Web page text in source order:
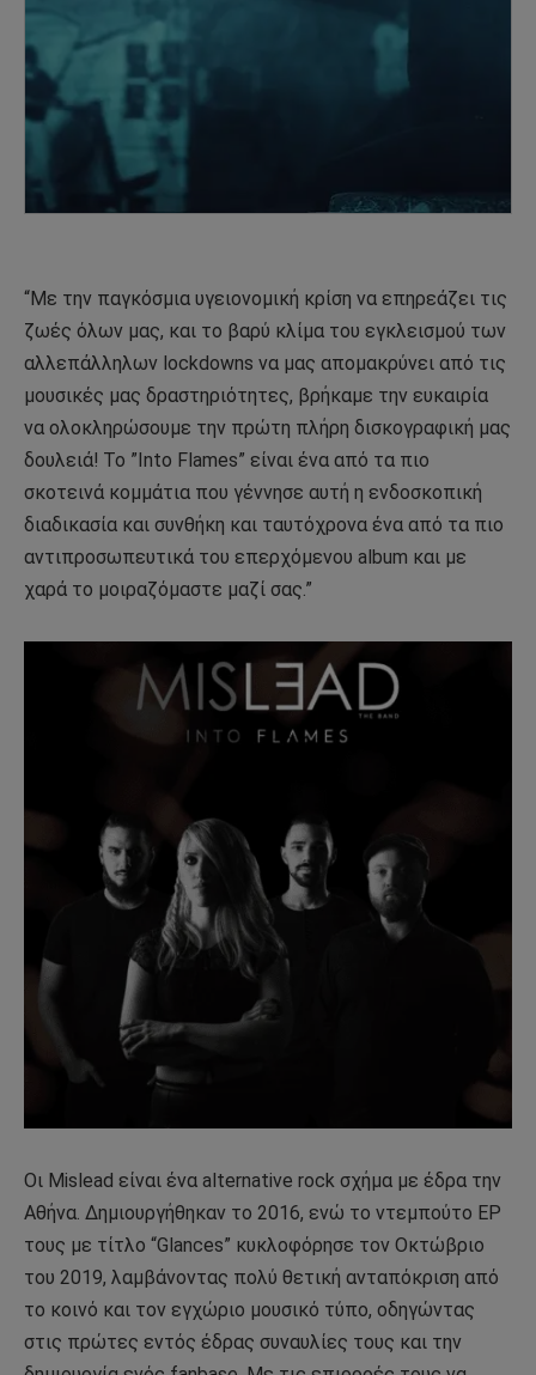
“Με την παγκόσμια υγειονομική κρίση να επηρεάζει τις
ζωές όλων μας, και το βαρύ κλίμα του εγκλεισμού των
αλλεπάλληλων lockdowns να μας απομακρύνει από τις
μουσικές μας δραστηριότητες, βρήκαμε την ευκαιρία
να ολοκληρώσουμε την πρώτη πλήρη δισκογραφική μας
δουλειά! Το ”Into Flames” είναι ένα από τα πιο
σκοτεινά κομμάτια που γέννησε αυτή η ενδοσκοπική
διαδικασία και συνθήκη και ταυτόχρονα ένα από τα πιο
αντιπροσωπευτικά του επερχόμενου album και με
χαρά το μοιραζόμαστε μαζί σας.”
Οι Mislead είναι ένα alternative rock σχήμα με έδρα την
Αθήνα. Δημιουργήθηκαν το 2016, ενώ το ντεμπούτο EP
τους με τίτλο “Glances” κυκλοφόρησε τον Οκτώβριο
του 2019, λαμβάνοντας πολύ θετική ανταπόκριση από
το κοινό και τον εγχώριο μουσικό τύπο, οδηγώντας
στις πρώτες εντός έδρας συναυλίες τους και την